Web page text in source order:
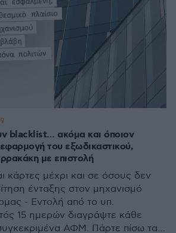
blacklist… ακόμα και όποιον
εφαρμογή του εξωδικαστικού,
με επιστολή
κάρτες μέχρι και σε όσους δεν
ένταξης στον μηχανισμό
- Εντολή από το υπ.
15 ημερών διαγράψτε κάθε
ΑΦΜ. Πάρτε πίσω τα